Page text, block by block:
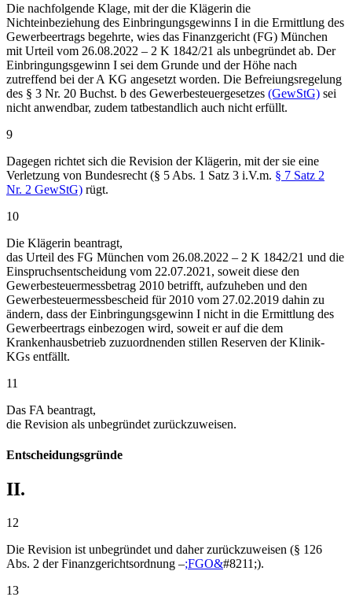
Die nachfolgende Klage, mit der die Klägerin die
Nichteinbeziehung des Einbringungsgewinns I in die Ermittlung des
Gewerbeertrags begehrte, wies das Finanzgericht (FG) München
mit Urteil vom 26.08.2022 – 2 K 1842/21 als unbegründet ab. Der
Einbringungsgewinn I sei dem Grunde und der Höhe nach
zutreffend bei der A KG angesetzt worden. Die Befreiungsregelung
des § 3 Nr. 20 Buchst. b des Gewerbesteuergesetzes (GewStG) sei
nicht anwendbar, zudem tatbestandlich auch nicht erfüllt.
9
Dagegen richtet sich die Revision der Klägerin, mit der sie eine
Verletzung von Bundesrecht (§ 5 Abs. 1 Satz 3 i.V.m. § 7 Satz 2
Nr. 2 GewStG) rügt.
10
Die Klägerin beantragt,
das Urteil des FG München vom 26.08.2022 – 2 K 1842/21 und die
Einspruchsentscheidung vom 22.07.2021, soweit diese den
Gewerbesteuermessbetrag 2010 betrifft, aufzuheben und den
Gewerbesteuermessbescheid für 2010 vom 27.02.2019 dahin zu
ändern, dass der Einbringungsgewinn I nicht in die Ermittlung des
Gewerbeertrags einbezogen wird, soweit er auf die dem
Krankenhausbetrieb zuzuordnenden stillen Reserven der Klinik-
KGs entfällt.
11
Das FA beantragt,
die Revision als unbegründet zurückzuweisen.
Entscheidungsgründe
II.
12
Die Revision ist unbegründet und daher zurückzuweisen (§ 126
Abs. 2 der Finanzgerichtsordnung –;FGO&#8211;).
13